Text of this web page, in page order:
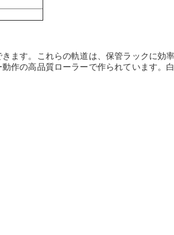
ます。これらの軌道は、保管ラックに効
作の高品質ローラーで作られています。